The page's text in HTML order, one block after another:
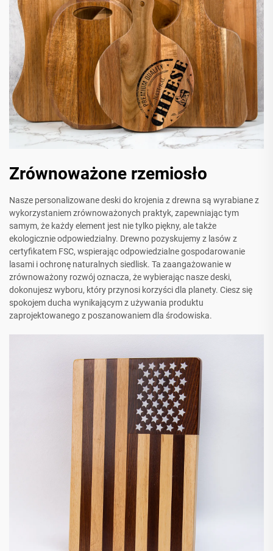
Zrównoważone rzemiosło
Nasze personalizowane deski do krojenia z drewna są wyrabiane z
wykorzystaniem zrównoważonych praktyk, zapewniając tym
samym, że każdy element jest nie tylko piękny, ale także
ekologicznie odpowiedzialny. Drewno pozyskujemy z lasów z
certyfikatem FSC, wspierając odpowiedzialne gospodarowanie
lasami i ochronę naturalnych siedlisk. Ta zaangażowanie w
zrównoważony rozwój oznacza, że wybierając nasze deski,
dokonujesz wyboru, który przynosi korzyści dla planety. Ciesz się
spokojem ducha wynikającym z używania produktu
zaprojektowanego z poszanowaniem dla środowiska.